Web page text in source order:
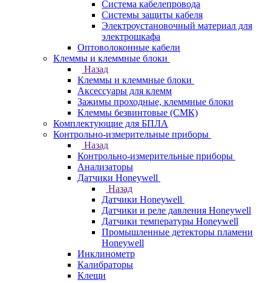
Система кабелепровода
Системы защиты кабеля
Электроустановочный материал для
электрошкафа
Оптоволоконные кабели
Клеммы и клеммные блоки
Назад
Клеммы и клеммные блоки
Аксессуары для клемм
Зажимы проходные, клеммные блоки
Клеммы безвинтовые (СМК)
Комплектующие для БПЛА
Контрольно-измерительные приборы
Назад
Контрольно-измерительные приборы
Анализаторы
Датчики Honeywell
Назад
Датчики Honeywell
Датчики и реле давления Honeywell
Датчики температуры Honeywell
Промышленные детекторы пламени
Honeywell
Инклинометр
Калибраторы
Клещи